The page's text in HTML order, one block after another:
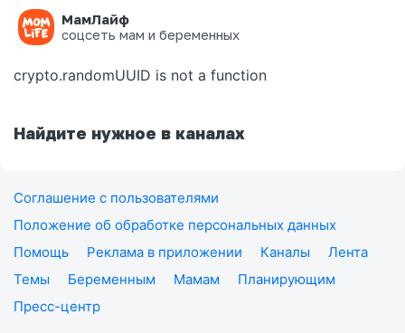
МамЛайф
соцсеть мам и беременных
Ошибка на странице
crypto.randomUUID is not a function
Найдите нужное в каналах
Соглашение с пользователями
Положение об обработке персональных данных
Помощь
Реклама в приложении Каналы
Лента
Темы
Беременным Мамам
Планирующим
Пресс-центр